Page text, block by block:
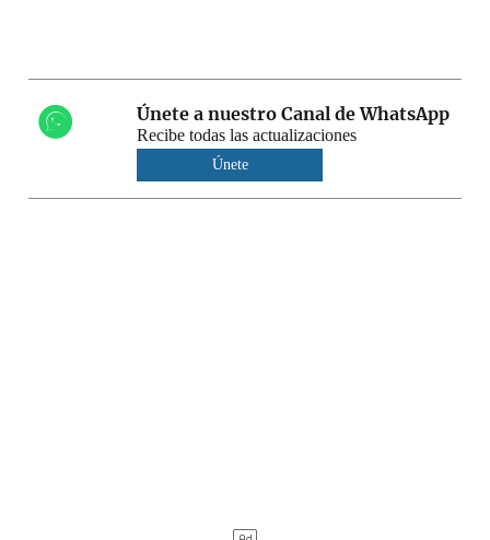
Únete a nuestro Canal de WhatsApp
Recibe todas las actualizaciones
Únete